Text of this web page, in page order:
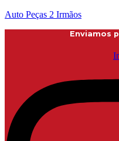
Auto Peças 2 Irmãos
Enviamos